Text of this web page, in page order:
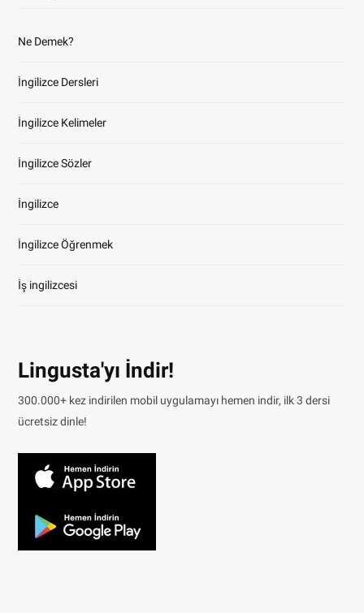
Ne Demek?
İngilizce Dersleri
İngilizce Kelimeler
İngilizce Sözler
İngilizce
İngilizce Öğrenmek
İş ingilizcesi
Lingusta'yı İndir!
300.000+ kez indirilen mobil uygulamayı hemen indir, ilk 3 dersi
ücretsiz dinle!